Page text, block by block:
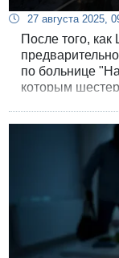
27 августа 2025,
После того,
по больнице
которым